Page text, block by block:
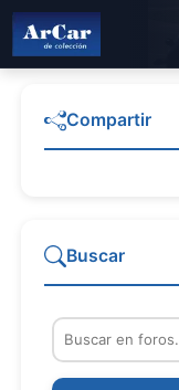
Compartir
Buscar